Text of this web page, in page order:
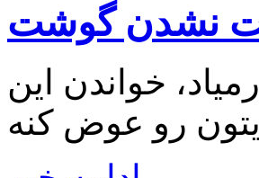
نشدن گوشت
خواندن این